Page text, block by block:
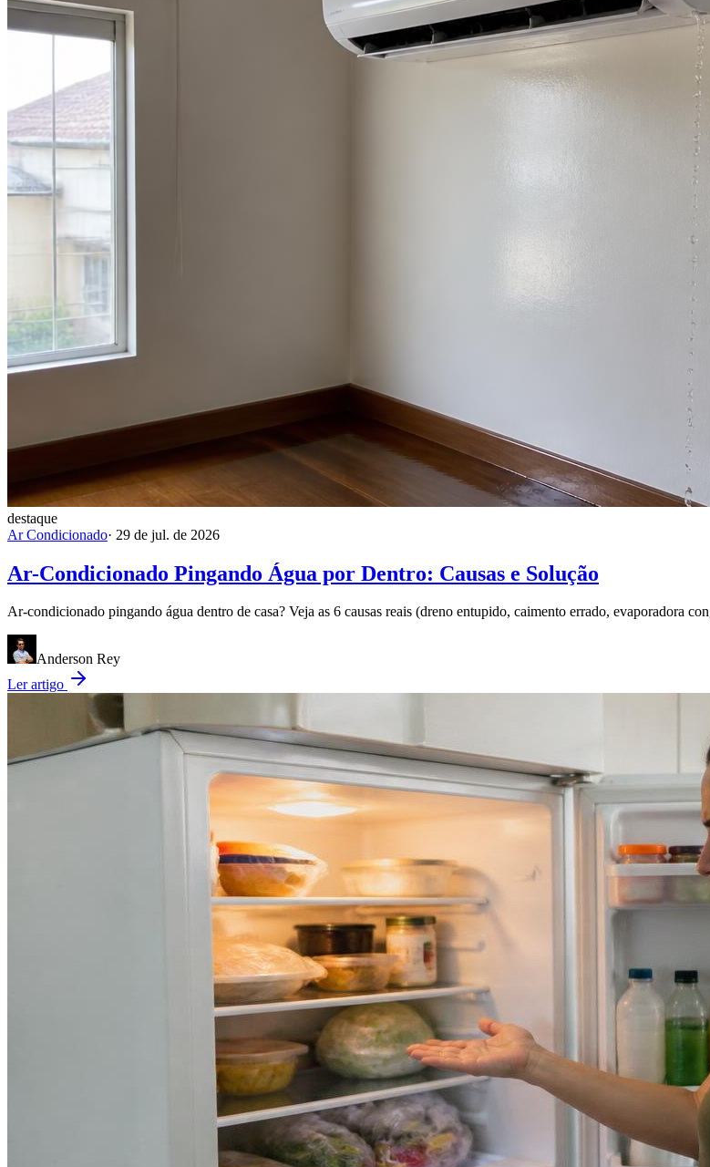
destaque
Ar Condicionado· 29 de jul. de 2026
Ar-Condicionado Pingando Água por Dentro: Causas e Solução
Ar-condicionado pingando água dentro de casa? Veja as 6 causas reais (dreno entupido, caimento errado, evaporadora
Anderson Rey
Ler artigo